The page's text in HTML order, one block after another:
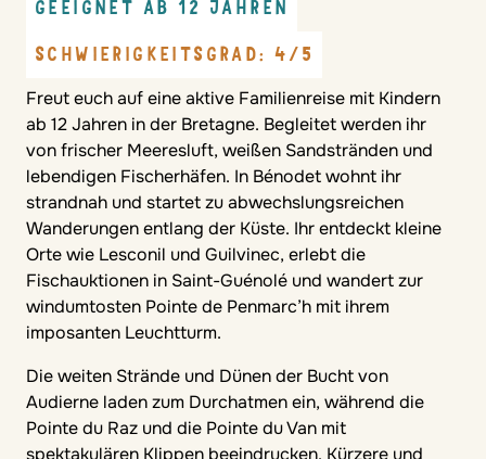
GEEIGNET AB 12 JAHREN
SCHWIERIGKEITSGRAD: 4/5
Freut euch auf eine aktive Familienreise mit Kindern
ab 12 Jahren in der Bretagne. Begleitet werden ihr
von frischer Meeresluft, weißen Sandstränden und
lebendigen Fischerhäfen. In Bénodet wohnt ihr
strandnah und startet zu abwechslungsreichen
Wanderungen entlang der Küste. Ihr entdeckt kleine
Orte wie Lesconil und Guilvinec, erlebt die
Fischauktionen in Saint-Guénolé und wandert zur
windumtosten Pointe de Penmarc’h mit ihrem
imposanten Leuchtturm.
Die weiten Strände und Dünen der Bucht von
Audierne laden zum Durchatmen ein, während die
Pointe du Raz und die Pointe du Van mit